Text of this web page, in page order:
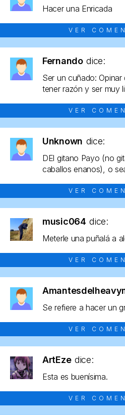
Hacer una Enricada
VER
Fernando dice:
Ser un cuñado:
tener razón y ser muy
VER
Unknown dice:
DEl gitano Payo (no
caballos enanos), o
VER
music064 dice:
Meterle una puñalá a
VER
Se refiere a hacer un
VER
ArtEze dice:
Esta es buenísima.
VER